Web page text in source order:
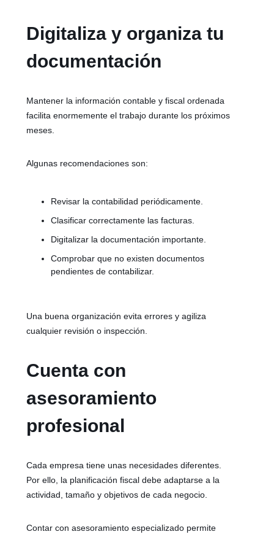
Digitaliza y organiza tu
documentación
Mantener la información contable y fiscal ordenada
facilita enormemente el trabajo durante los próximos
meses.
Algunas recomendaciones son:
Revisar la contabilidad periódicamente.
Clasificar correctamente las facturas.
Digitalizar la documentación importante.
Comprobar que no existen documentos
pendientes de contabilizar.
Una buena organización evita errores y agiliza
cualquier revisión o inspección.
Cuenta con
asesoramiento
profesional
Cada empresa tiene unas necesidades diferentes.
Por ello, la planificación fiscal debe adaptarse a la
actividad, tamaño y objetivos de cada negocio.
Contar con asesoramiento especializado permite